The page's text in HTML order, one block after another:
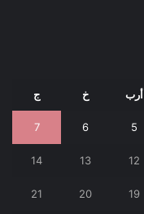
أرب خ ج
5
6
7
12
13
14
19
20
21